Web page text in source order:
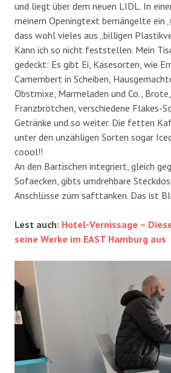
und liegt über dem neuen LIDL. In
meinem Openingtext bemängelte ein
dass wohl vieles aus „billigen
Kann ich so nicht feststellen. Mein
gedeckt: Es gibt Ei, Käsesorten, wie
Camembert in Scheiben,
Obstmixe, Marmeladen und Co.,
Franzbrötchen, verschiedene Flakes-
Getränke und so weiter. Die fetten
unter den unzähligen Sorten sogar
coool!!
An den Bartischen integriert, gleich
Sofaecken, gibts umdrehbare
Anschlüsse zum safttanken. Das ist
Lest auch: Hotel-Vernissage –
seine Werke im EAST Hamburg aus